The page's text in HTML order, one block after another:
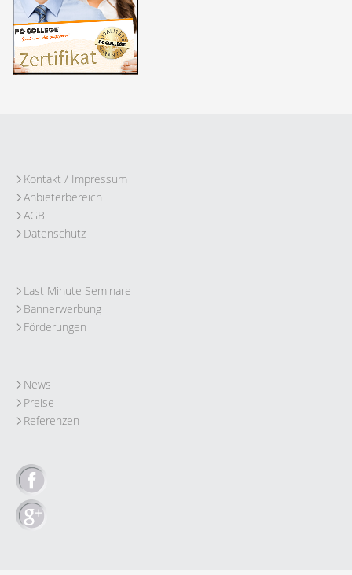
Kontakt / Impressum
Anbieterbereich
AGB
Datenschutz
Last Minute Seminare
Bannerwerbung
Förderungen
News
Preise
Referenzen